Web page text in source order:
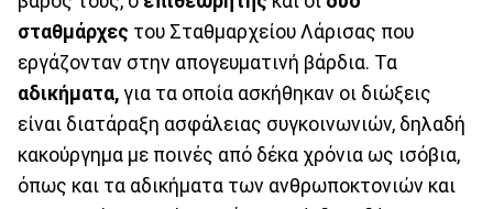
σταθμάρχες του Σταθμαρχείου Λάρισας που
εργάζονταν στην απογευματινή βάρδια. Τα
αδικήματα, για τα οποία ασκήθηκαν οι διώξεις
είναι διατάραξη ασφάλειας συγκοινωνιών, δηλαδή
κακούργημα με ποινές από δέκα χρόνια ως ισόβια,
όπως και τα αδικήματα των ανθρωποκτονιών και